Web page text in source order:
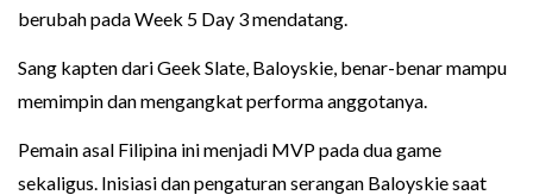
berubah pada Week 5 Day 3 mendatang.
Sang kapten dari Geek Slate, Baloyskie, benar-benar mampu
memimpin dan mengangkat performa anggotanya.
Pemain asal Filipina ini menjadi MVP pada dua game
sekaligus. Inisiasi dan pengaturan serangan Baloyskie saat